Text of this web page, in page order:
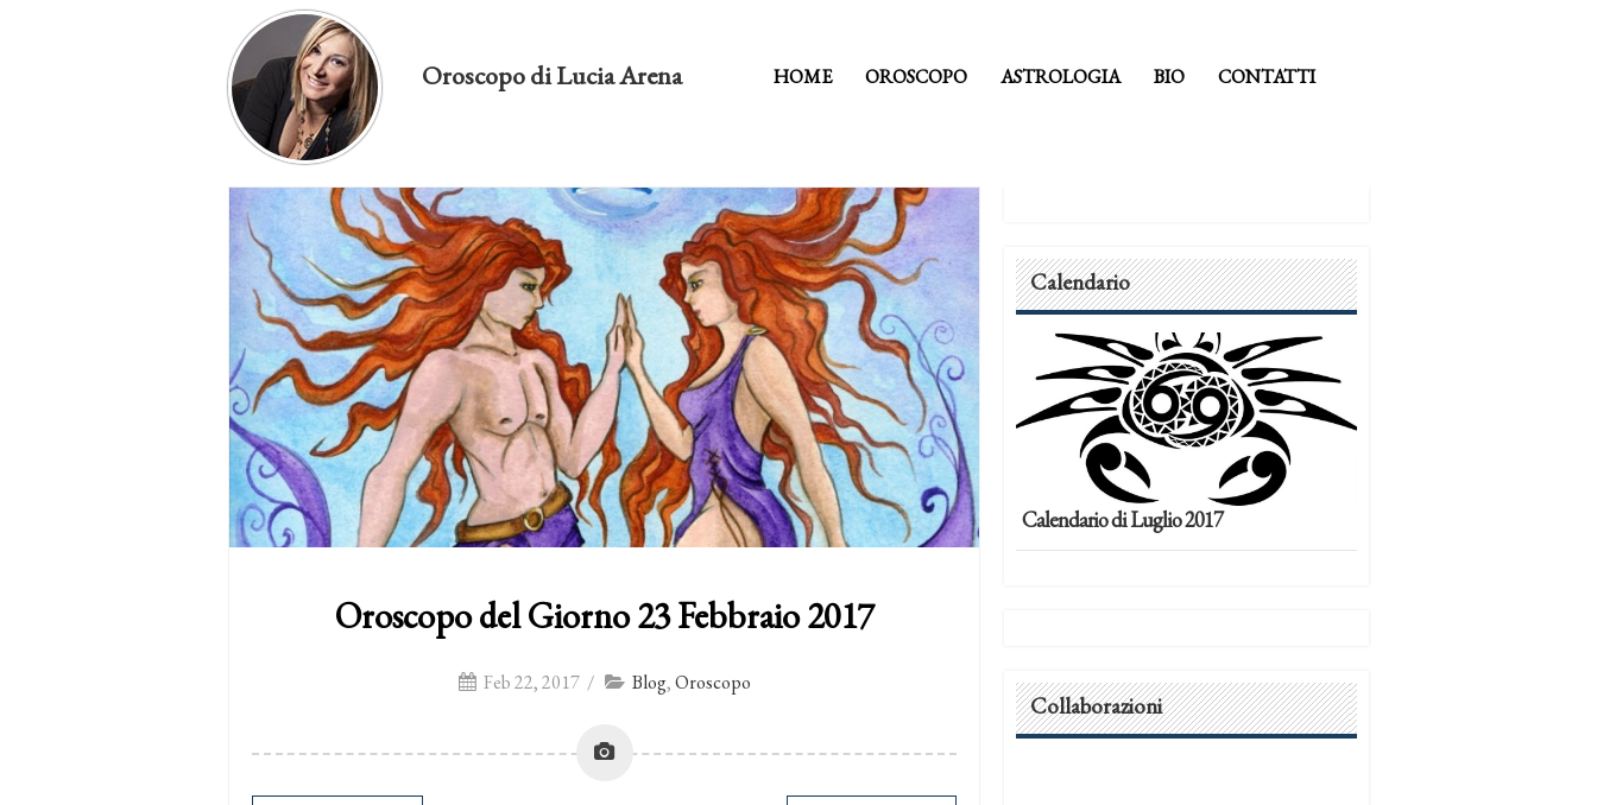
Oroscopo di Lucia Arena HOME OROSCOPO ASTROLOGIA BIO CONTATTI
Oroscopo del Giorno 23 Febbraio 2017
Feb 22, 2017/ Blog,Oroscopo
Calendario
Calendario di Luglio 2017
Collaborazioni